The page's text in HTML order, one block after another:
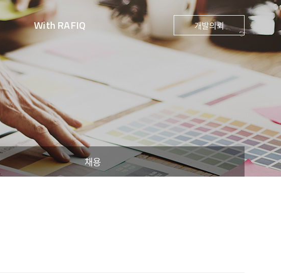
With RAFIQ 개발의뢰
채용